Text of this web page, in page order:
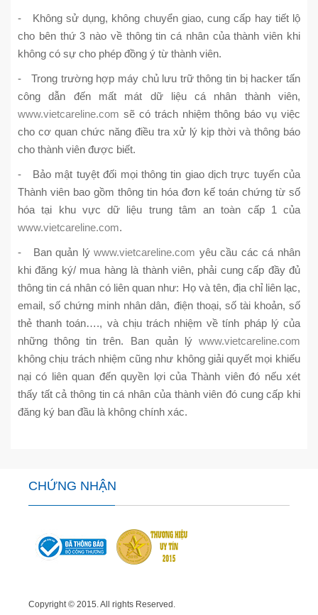
- Không sử dụng, không chuyển giao, cung cấp hay tiết lộ
cho bên thứ 3 nào về thông tin cá nhân của thành viên khi
không có sự cho phép đồng ý từ thành viên.
- Trong trường hợp máy chủ lưu trữ thông tin bị hacker tấn
công dẫn đến mất mát dữ liệu cá nhân thành viên,
www.vietcareline.com sẽ có trách nhiệm thông báo vụ việc
cho cơ quan chức năng điều tra xử lý kịp thời và thông báo
cho thành viên được biết.
- Bảo mật tuyệt đối mọi thông tin giao dịch trực tuyến của
Thành viên bao gồm thông tin hóa đơn kế toán chứng từ số
hóa tại khu vực dữ liệu trung tâm an toàn cấp 1 của
www.vietcareline.com.
- Ban quản lýwww.vietcareline.com yêu cầu các cá nhân
khi đăng ký/ mua hàng là thành viên, phải cung cấp đầy đủ
thông tin cá nhân có liên quan như: Họ và tên, địa chỉ liên lạc,
email, số chứng minh nhân dân, điện thoại, số tài khoản, số
thẻ thanh toán…., và chịu trách nhiệm về tính pháp lý của
những thông tin trên. Ban quản lý www.vietcareline.com
không chịu trách nhiệm cũng như không giải quyết mọi khiếu
nại có liên quan đến quyền lợi của Thành viên đó nếu xét
thấy tất cả thông tin cá nhân của thành viên đó cung cấp khi
đăng ký ban đầu là không chính xác.
CHỨNG NHẬN
Copyright © 2015. All rights Reserved.